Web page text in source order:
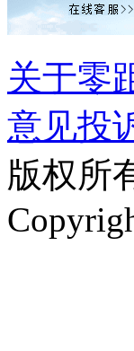
关于零
意见投
版权所